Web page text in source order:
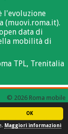
OK
Maggiori informazioni
l'evoluzione
(muovi.roma.it).
data di
mobilità di
TPL, Trenitalia
© 2026 Roma mobile